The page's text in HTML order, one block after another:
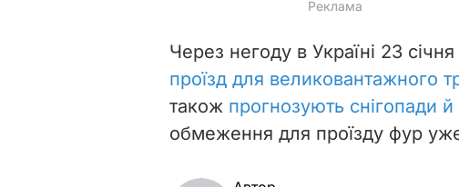
Через негоду в Україні 23 січня
проїзд для великовантажного
також прогнозують снігопади й
обмеження для проїзду фур